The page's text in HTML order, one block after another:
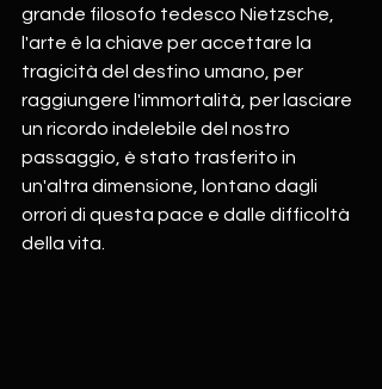
grande filosofo tedesco Nietzsche,
l'arte è la chiave per accettare la
tragicità del destino umano, per
raggiungere l'immortalità, per lasciare
un ricordo indelebile del nostro
passaggio, è stato trasferito in
un'altra dimensione, lontano dagli
orrori di questa pace e dalle difficoltà
della vita.